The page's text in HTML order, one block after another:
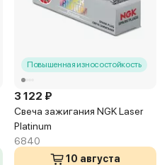
Повышенная износостойкость
3 122 ₽
Свеча зажигания NGK Laser
Platinum
6840
10 августа